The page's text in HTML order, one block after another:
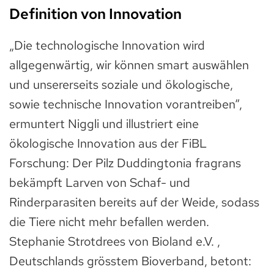
Definition von Innovation
„Die technologische Innovation wird
allgegenwärtig, wir können smart auswählen
und unsererseits soziale und ökologische,
sowie technische Innovation vorantreiben“,
ermuntert Niggli und illustriert eine
ökologische Innovation aus der FiBL
Forschung: Der Pilz Duddingtonia fragrans
bekämpft Larven von Schaf- und
Rinderparasiten bereits auf der Weide, sodass
die Tiere nicht mehr befallen werden.
Stephanie Strotdrees von Bioland e.V. ,
Deutschlands grösstem Bioverband, betont: